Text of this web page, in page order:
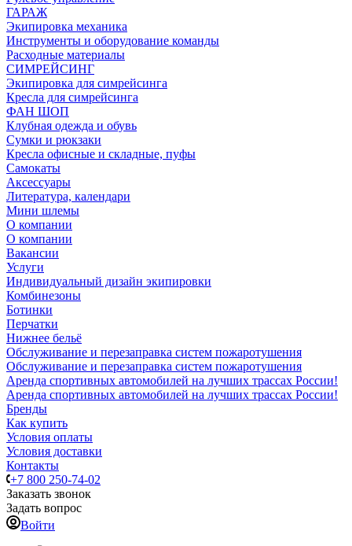
ГАРАЖ
Экипировка механика
Инструменты и оборудование команды
Расходные материалы
СИМРЕЙСИНГ
Экипировка для симрейсинга
Кресла для симрейсинга
ФАН ШОП
Клубная одежда и обувь
Сумки и рюкзаки
Кресла офисные и складные, пуфы
Самокаты
Аксессуары
Литература, календари
Мини шлемы
О компании
О компании
Вакансии
Услуги
Индивидуальный дизайн экипировки
Комбинезоны
Ботинки
Перчатки
Нижнее бельё
Обслуживание и перезаправка систем пожаротушения
Обслуживание и перезаправка систем пожаротушения
Аренда спортивных автомобилей на лучших трассах России!
Аренда спортивных автомобилей на лучших трассах России!
Бренды
Как купить
Условия оплаты
Условия доставки
Контакты
+7 800 250-74-02
Заказать звонок
Задать вопрос
Войти